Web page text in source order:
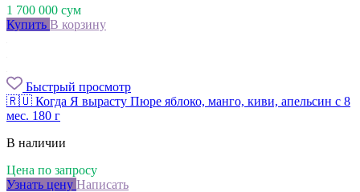
1 700 000 сум
Купить В корзину
Быстрый просмотр
🇷🇺 Когда Я вырасту Пюре яблоко, манго, киви, апельсин с 8
мес. 180 г
В наличии
Цена по запросу
Узнать цену Написать